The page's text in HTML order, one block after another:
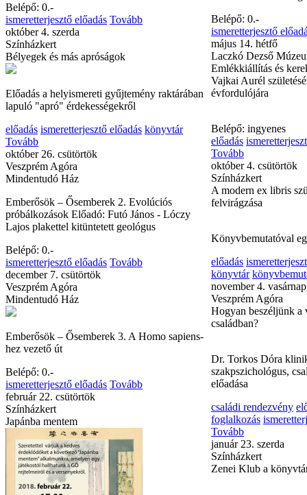
Belépő: 0.-
ismeretterjesztő előadás Tovább
október 4. szerda
Színházkert
Bélyegek és más apróságok
Előadás a helyismereti gyűjtemény raktárában
lapuló "apró" érdekességekről
előadás ismeretterjesztő előadás könyvtár
Tovább
október 26. csütörtök
Veszprém Agóra
Mindentudó Ház
Emberősök – Ősemberek 2. Evolúciós
próbálkozások Előadó: Futó János - Lóczy
Lajos plakettel kitüntetett geológus
Belépő: 0.-
ismeretterjesztő előadás Tovább
december 7. csütörtök
Veszprém Agóra
Mindentudó Ház
Emberősök – Ősemberek 3. A Homo sapiens-
hez vezető út
Belépő: 0.-
ismeretterjesztő előadás Tovább
február 22. csütörtök
Színházkert
Japánba mentem
március 14. szerda
Veszprém Agóra
Mindentudó Ház
Bitcoin és a többi
Belépő: 0.-
május 14. hétfő
Laczkó Dezső
Emlékkiállítás és
Vajkai Aurél
évfordulójára
Belépő: ingyenes
Tovább
Színházkert
A modern ex libris
felvirágzása
Könyvbemutatóval
könyvtár
november 4. vasárnap
Veszprém Agóra
családban?
Dr. Torkos Dóra
szakpszichológus,
előadása